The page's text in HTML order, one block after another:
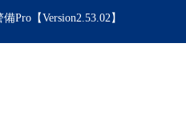
Pro【Version2.53.02】